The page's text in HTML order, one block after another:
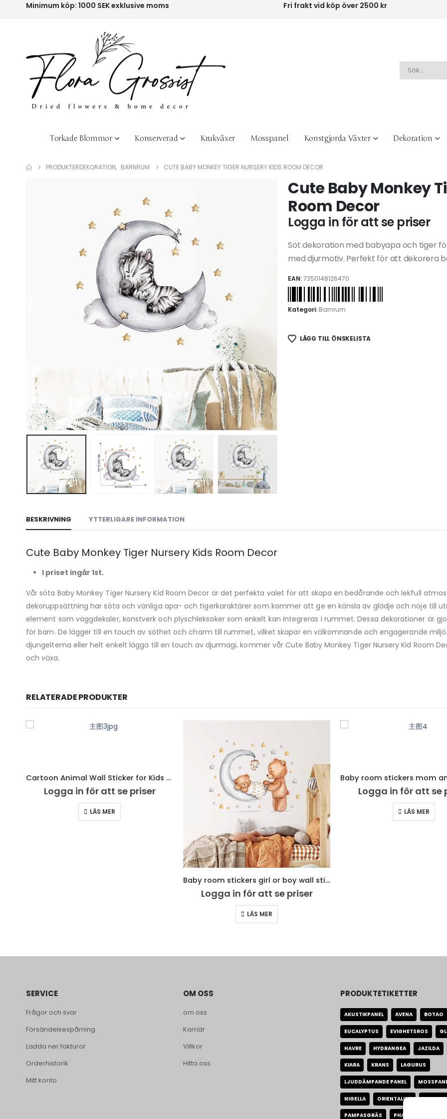
Minimum köp: 1000 SEK exklusive moms Fri frakt vid köp över 2500 kr
Torkade Blommor Konserverad Krukväxer Mosspanel Konstgjorda Växter Dekoration
PRODUKTERDEKORATION, BARNRUM CUTE BABY MONKEY TIGER NURSERY KIDS ROOM DECOR
Cute Baby Monkey
Room Decor
Logga in för att se priser
Söt dekoration med babyapa och tiger
med djurmotiv. Perfekt för att dekorera
EAN:7350148126470
Kategori: Barnrum
LÄGG TILL ÖNSKELISTA
BESKRIVNING YTTERLIGARE INFORMATION
Cute Baby Monkey Tiger Nursery Kids Room Decor
I priset ingår 1st.
Vår söta Baby Monkey Tiger Nursery Kid Room Decor är det perfekta valet för att skapa en bedårande och lekfull
dekoruppsättning har söta och vänliga apa- och tigerkaraktärer som kommer att ge en känsla av glädje och nöje till
element som väggdekaler, konstverk och plyschleksaker som enkelt kan integreras i rummet. Dessa dekorationer är
för barn. De lägger till en touch av söthet och charm till rummet, vilket skapar en välkomnande och engagerande
djungeltema eller helt enkelt lägga till en touch av djurmagi, kommer vår Cute Baby Monkey Tiger Nursery Kid Room
och växa.
RELATERADE PRODUKTER
Cartoon Animal Wall Sticker for Kids Room
Logga in för att se priser
LÄS MER
Baby room stickers girl or boy wall stickers cute pet stickers
Logga in för att se priser
LÄS MER
Logga in för att se
LÄS MER
SERVICE
Frågor och svar
Försändelsespårning
Ladda ner fakturor
Orderhistorik
Mitt konto
OM OSS
om oss
Karriär
Villkor
Hitta oss
PRODUKTETIKETTER
AKUSTIKPANEL AVENA BOTAO
EUCALYPTUS EVIGHETSROS
HAVRE HYDRANGEA JAZILDA
KIARA KRANS LAGURUS
LJUDDÄMPANDE PANEL
NIGELLA ORIENTALISK PALM
PAMPASGRÄS PHALARIS